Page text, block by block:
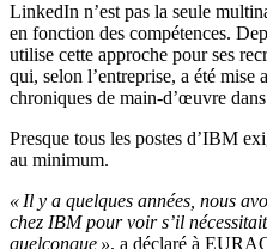
LinkedIn n’est pas la seule
en fonction des compétences.
utilise cette approche pour ses
qui, selon l’entreprise, a été
chroniques de main-d’œuvre
Presque tous les postes d’IBM
au minimum.
« Il y a quelques années, nous
chez IBM pour voir s’il
quelconque », a déclaré à